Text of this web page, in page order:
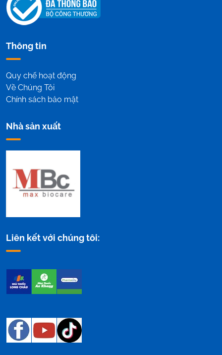
Thông tin
Quy chế hoạt động
Về Chúng Tôi
Chính sách bảo mật
Nhà sản xuất
Liên kết với chúng tôi: